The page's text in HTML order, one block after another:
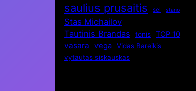
saulius prusaitis sel stano
Stas Michailov
Tautinis Brandas
tonis TOP 10
vasara vega
Vidas Bareikis
vytautas siskauskas